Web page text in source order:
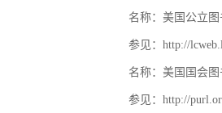
名称：美国公立
参见：http://
名称：美国国会
参见：http://